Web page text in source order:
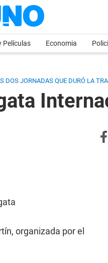
Películas Economia
DOS JORNADAS QUE DURÓ LA
organizada por el